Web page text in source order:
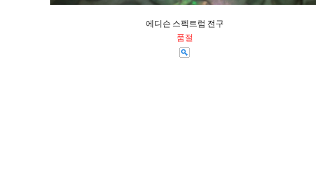
에디슨 스펙트럼 전구
품절